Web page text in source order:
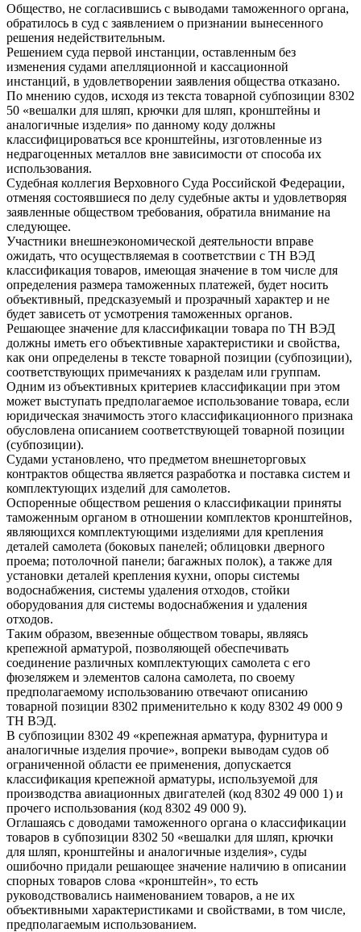
Общество, не согласившись с выводами таможенного органа,
обратилось в суд с заявлением о признании вынесенного
решения недействительным.
Решением суда первой инстанции, оставленным без
изменения судами апелляционной и кассационной
инстанций, в удовлетворении заявления общества отказано.
По мнению судов, исходя из текста товарной субпозиции 8302
50 «вешалки для шляп, крючки для шляп, кронштейны и
аналогичные изделия» по данному коду должны
классифицироваться все кронштейны, изготовленные из
недрагоценных металлов вне зависимости от способа их
использования.
Судебная коллегия Верховного Суда Российской Федерации,
отменяя состоявшиеся по делу судебные акты и удовлетворяя
заявленные обществом требования, обратила внимание на
следующее.
Участники внешнеэкономической деятельности вправе
ожидать, что осуществляемая в соответствии с ТН ВЭД
классификация товаров, имеющая значение в том числе для
определения размера таможенных платежей, будет носить
объективный, предсказуемый и прозрачный характер и не
будет зависеть от усмотрения таможенных органов.
Решающее значение для классификации товара по ТН ВЭД
должны иметь его объективные характеристики и свойства,
как они определены в тексте товарной позиции (субпозиции),
соответствующих примечаниях к разделам или группам.
Одним из объективных критериев классификации при этом
может выступать предполагаемое использование товара, если
юридическая значимость этого классификационного признака
обусловлена описанием соответствующей товарной позиции
(субпозиции).
Судами установлено, что предметом внешнеторговых
контрактов общества является разработка и поставка систем и
комплектующих изделий для самолетов.
Оспоренные обществом решения о классификации приняты
таможенным органом в отношении комплектов кронштейнов,
являющихся комплектующими изделиями для крепления
деталей самолета (боковых панелей; облицовки дверного
проема; потолочной панели; багажных полок), а также для
установки деталей крепления кухни, опоры системы
водоснабжения, системы удаления отходов, стойки
оборудования для системы водоснабжения и удаления
отходов.
Таким образом, ввезенные обществом товары, являясь
крепежной арматурой, позволяющей обеспечивать
соединение различных комплектующих самолета с его
фюзеляжем и элементов салона самолета, по своему
предполагаемому использованию отвечают описанию
товарной позиции 8302 применительно к коду 8302 49 000 9
ТН ВЭД.
В субпозиции 8302 49 «крепежная арматура, фурнитура и
аналогичные изделия прочие», вопреки выводам судов об
ограниченной области ее применения, допускается
классификация крепежной арматуры, используемой для
производства авиационных двигателей (код 8302 49 000 1) и
прочего использования (код 8302 49 000 9).
Оглашаясь с доводами таможенного органа о классификации
товаров в субпозиции 8302 50 «вешалки для шляп, крючки
для шляп, кронштейны и аналогичные изделия», суды
ошибочно придали решающее значение наличию в описании
спорных товаров слова «кронштейн», то есть
руководствовались наименованием товаров, а не их
объективными характеристиками и свойствами, в том числе,
предполагаемым использованием.